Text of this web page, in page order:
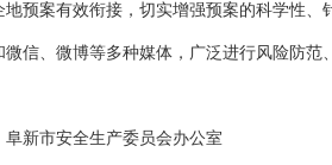
预案有效衔接，切实增强预案的科学性
信、微博等多种媒体，广泛进行风险防
安全事故。
阜新市安全生产委员会办公室